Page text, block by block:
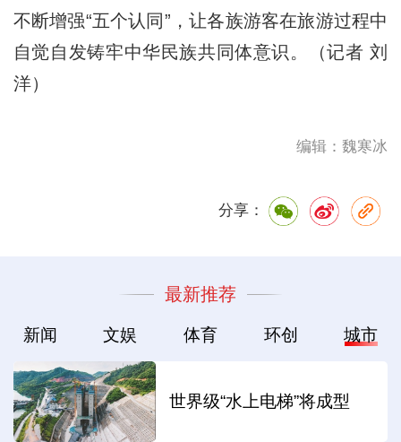
不断增强“五个认同”，让各族游客在旅游过程中
自觉自发铸牢中华民族共同体意识。（记者 刘
洋）
编辑：魏寒冰
分享：
最新推荐
新闻 文娱 体育 环创 城市
世界级“水上电梯”将成型